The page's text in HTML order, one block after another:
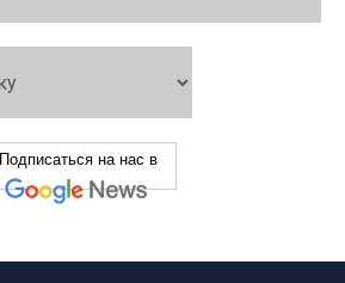
Подписаться на нас в